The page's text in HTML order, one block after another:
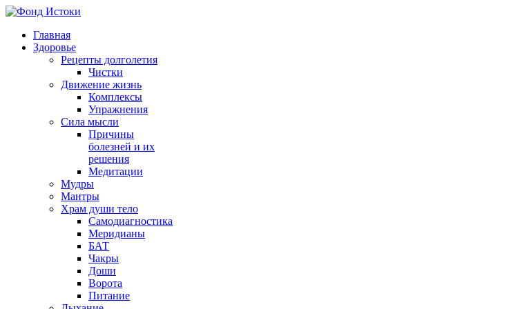
Главная
Здоровье
Рецепты долголетия
Чистки
Движение жизнь
Комплексы
Упражнения
Сила мысли
Причины
болезней и их
решения
Медитации
Мудры
Мантры
Храм души тело
Самодиагностика
Меридианы
БАТ
Чакры
Доши
Ворота
Питание